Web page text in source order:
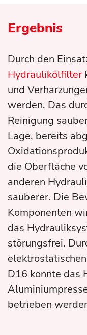
Ergebnis
Durch den
Hydraulikölfilter
und
werden. Das
Reinigung
Lage, bereits
die Oberfläche
anderen
sauberer. Die
Komponenten
das
störungsfrei.
D16 konnte das
betrieben